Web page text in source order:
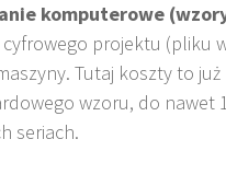
komputerowe
projektu (pliku
Tutaj koszty to
wzoru, do nawet
seriach.